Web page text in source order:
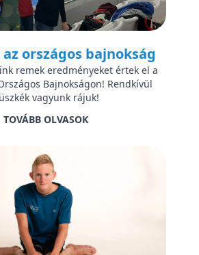
országos bajnokság
remek eredményeket értek el a
Bajnokságon! Rendkívül
vagyunk rájuk!
TOVÁBB OLVASOK